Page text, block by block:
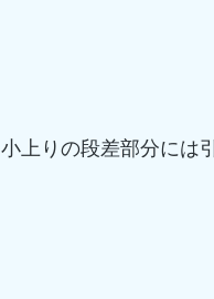
小上りの段差部分には